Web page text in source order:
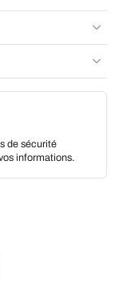
de sécurité
informations.